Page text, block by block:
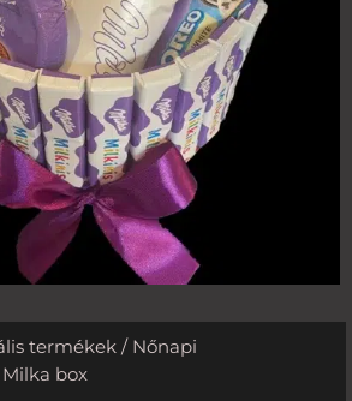
termékek / Nőnapi
box